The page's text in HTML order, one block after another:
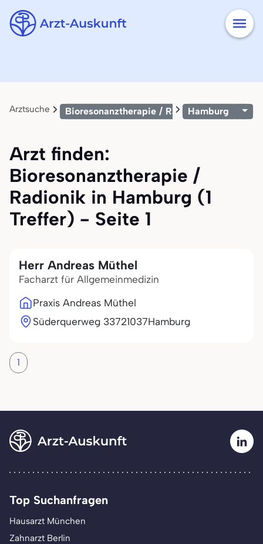
Arztsuche Bioresonanztherapie / RadionikHamburg
Arzt finden:
Bioresonanztherapie /
Radionik in Hamburg (1
Treffer) - Seite 1
Herr Andreas Müthel
Facharzt für Allgemeinmedizin
Praxis Andreas Müthel
Süderquerweg 33721037Hamburg
1
Top Suchanfragen
Hausarzt München
Zahnarzt Berlin